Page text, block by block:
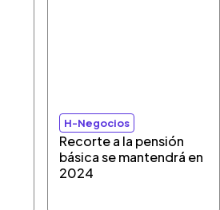
H-Negocios
Recorte a la pensión
básica se mantendrá en
2024